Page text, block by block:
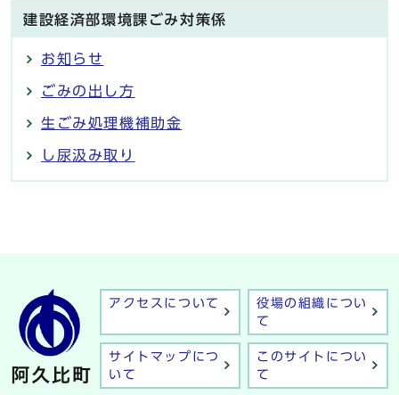
建設経済部環境課ごみ対策係
お知らせ
ごみの出し方
生ごみ処理機補助金
し尿汲み取り
アクセスについて
役場の組織につい
て
サイトマップにつ
いて
このサイトについ
て